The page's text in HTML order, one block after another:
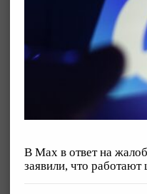
В Max в ответ на
заявили, что работают